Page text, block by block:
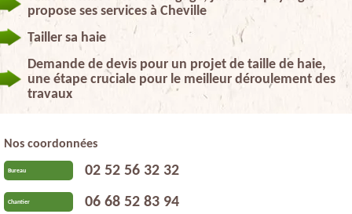
propose ses services à Cheville
Tailler sa haie
Demande de devis pour un projet de taille de haie,
une étape cruciale pour le meilleur déroulement des
travaux
Nos coordonnées
Bureau 02 52 56 32 32
Chantier 06 68 52 83 94